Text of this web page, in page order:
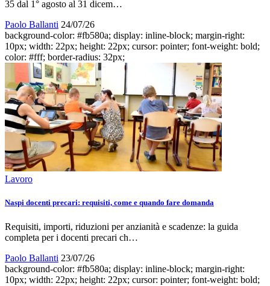
35 dal 1° agosto al 31 dicem…
Paolo Ballanti 24/07/26
background-color: #fb580a; display: inline-block; margin-right:
10px; width: 22px; height: 22px; cursor: pointer; font-weight: bold;
color: #fff; border-radius: 32px;
Lavoro
Naspi docenti precari: requisiti, come e quando fare domanda
Requisiti, importi, riduzioni per anzianità e scadenze: la guida
completa per i docenti precari ch…
Paolo Ballanti 23/07/26
background-color: #fb580a; display: inline-block; margin-right:
10px; width: 22px; height: 22px; cursor: pointer; font-weight: bold;